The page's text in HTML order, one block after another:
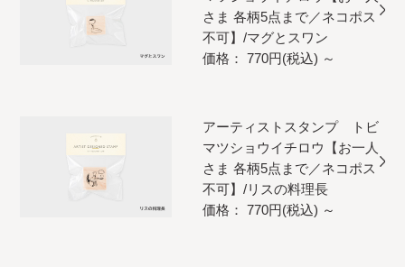
さま 各柄5点まで／ネコポス
不可】/マグとスワン
価格： 770円(税込) ～
アーティストスタンプ トビ
マツショウイチロウ【お一人
さま 各柄5点まで／ネコポス
不可】/リスの料理長
価格： 770円(税込) ～